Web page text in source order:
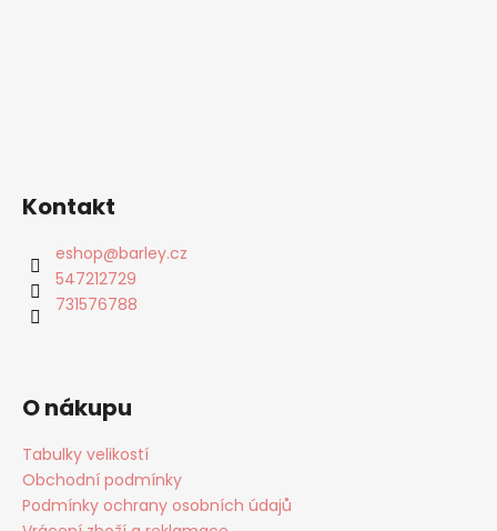
Kontakt
eshop@barley.cz
547212729
731576788
O nákupu
Tabulky velikostí
Obchodní podmínky
Podmínky ochrany osobních údajů